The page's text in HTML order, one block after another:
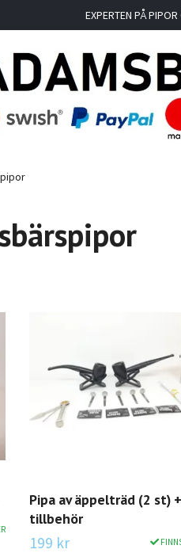
EXPERTEN PÅ
Pipa av äppelträd (2 st) +
tillbehör
199 kr